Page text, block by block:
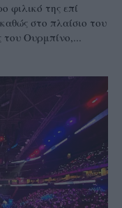
φιλικό της επί
στο πλαίσιο του
του Ουρμπίνο,...